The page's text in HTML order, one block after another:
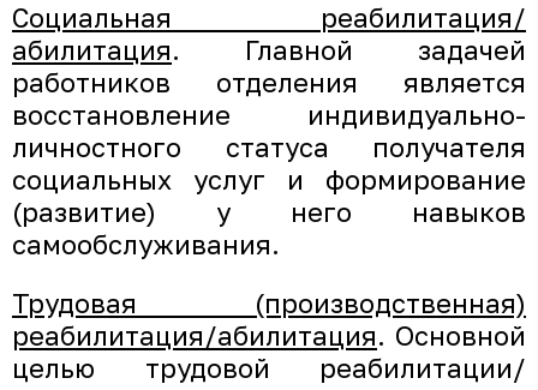
Социальная реабилитация/
абилитация. Главной задачей
работников отделения является
восстановление индивидуально-
личностного статуса получателя
социальных услуг и формирование
(развитие) у него навыков
самообслуживания.
Трудовая (производственная)
реабилитация/абилитация. Основной
целью трудовой реабилитации/